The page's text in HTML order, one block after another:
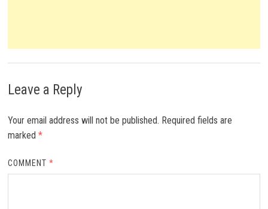
Leave a Reply
Your email address will not be published. Required fields are
marked *
COMMENT*